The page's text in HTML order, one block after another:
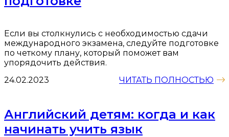
24.02.2023
Если вы столкнулись с необходимостью сдачи
международного экзамена, следуйте подготовке
по четкому плану, который поможет вам
упорядочить действия.
ЧИТАТЬ ПОЛНОСТЬЮ
Английский детям: когда и как
начинать учить язык